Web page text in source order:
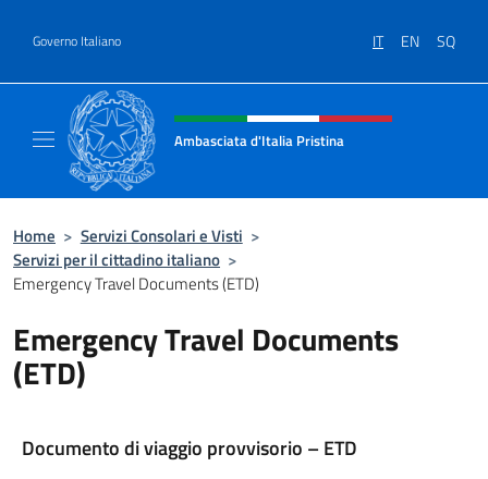
Governo Italiano IT EN SQ
Intestazione sito, social e menù
Ambasciata d'Italia Pristina
Home > Servizi Consolari e Visti >
Servizi per il cittadino italiano >
Emergency Travel Documents (ETD)
Emergency Travel Documents
(ETD)
Documento di viaggio provvisorio – ETD